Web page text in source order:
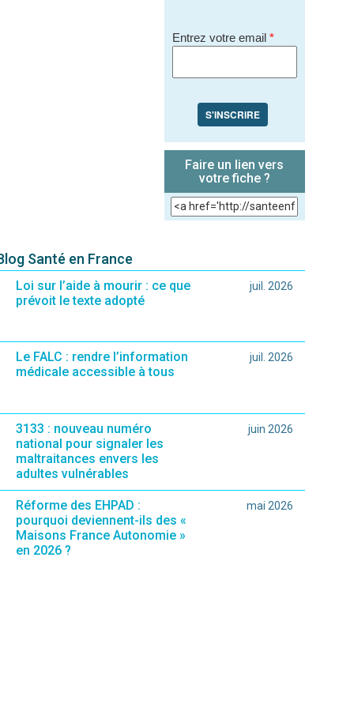
Entrez votre email *
S'INSCRIRE
Faire un lien vers
votre fiche ?
Santé en France
Loi sur l’aide à mourir : ce que
prévoit le texte adopté
juil. 2026
Le FALC : rendre l’information
médicale accessible à tous
juil. 2026
3133 : nouveau numéro
national pour signaler les
maltraitances envers les
adultes vulnérables
juin 2026
Réforme des EHPAD :
pourquoi deviennent-ils des «
Maisons France Autonomie »
en 2026 ?
mai 2026